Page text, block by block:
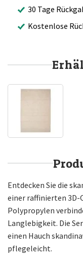
30 Tage
Kostenlose
Entdecken Sie die
einer raffinierten 3D-
Polypropylen
Langlebigkeit. Die
einen Hauch
pflegeleicht.